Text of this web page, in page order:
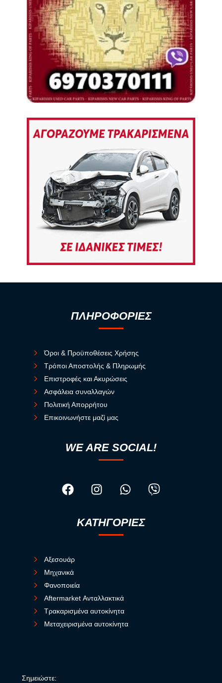
ΠΛΗΡΟΦΟΡΙΕΣ
Όροι & Προϋποθέσεις Χρήσης
Τρόποι Αποστολής & Πληρωμής
Επιστροφές και Ακυρώσεις
Ασφάλεια συναλλαγών
Πολιτική Απορρήτου
Επικοινωνήστε μαζί μας
WE ARE SOCIAL!
ΚΑΤΗΓΟΡΙΕΣ
Αξεσουάρ
Μηχανικά
Φανοποιεία
Aftermarket Ανταλλακτικά
Τρακαρισμένα αυτοκίνητα
Μεταχειρισμένα αυτοκίνητα
Σημειώστε: